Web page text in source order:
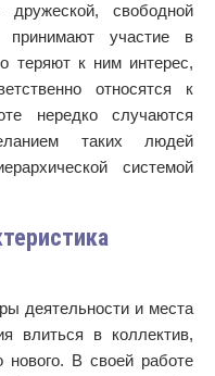
свободной
принимают участие в
теряют к ним интерес,
относятся к
нередко случаются
таких людей
системой
деятельности и места
влиться в коллектив,
нового. В своей работе